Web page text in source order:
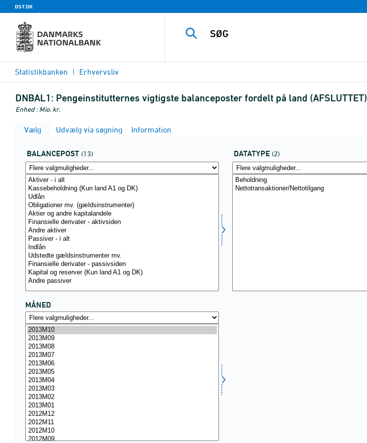
DST.DK
Statistikbanken Erhvervsliv
DNBAL1: Pengeinstitutternes vigtigste balanceposter fordelt på land (AFSLUTTET)
Enhed : Mio. kr.
Vælg Udvælg via søgning Information
BALANCEPOST (13) DATATYPE (2)
MÅNED